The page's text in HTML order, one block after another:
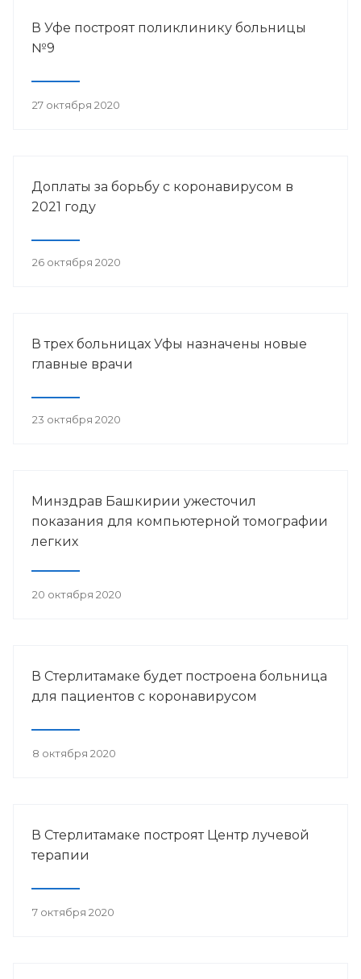
В Уфе построят поликлинику больницы
№9
27 октября 2020
Доплаты за борьбу с коронавирусом в
2021 году
26 октября 2020
В трех больницах Уфы назначены новые
главные врачи
23 октября 2020
Минздрав Башкирии ужесточил
показания для компьютерной томографии
легких
20 октября 2020
В Стерлитамаке будет построена больница
для пациентов с коронавирусом
8 октября 2020
В Стерлитамаке построят Центр лучевой
терапии
7 октября 2020